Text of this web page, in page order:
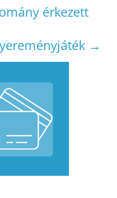
érkezett
→